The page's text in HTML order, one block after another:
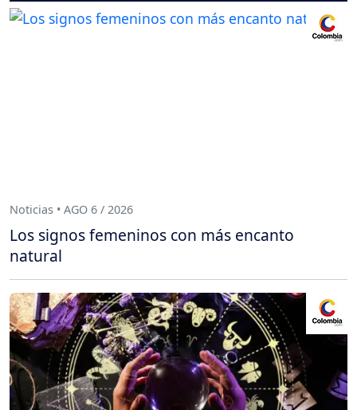
Noticias • AGO 6 / 2026
Los signos femeninos con más encanto
natural